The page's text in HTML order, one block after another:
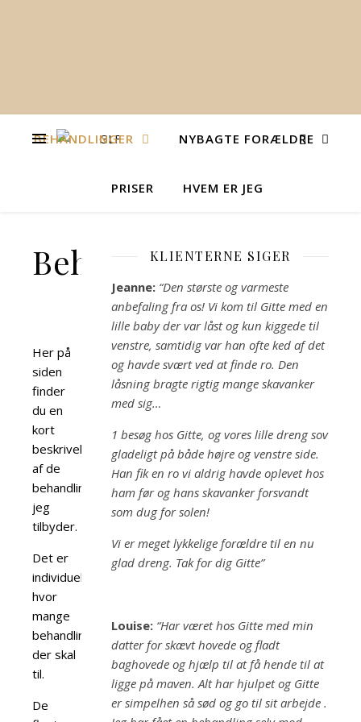
BEHANDLINGER NYBAGTE FORÆLDRE
PRISER HVEM ER JEG
Behandlinger
Her på
siden
finder
du en
kort
beskrivelse
af de
behandlinger
jeg
tilbyder.
Det er
individuelt
hvor
mange
behandlinger
der skal
til.
De
KLIENTERNE SIGER
Jeanne: “Den største og varmeste
anbefaling fra os! Vi kom til Gitte med en
lille baby der var låst og kun kiggede til
venstre, samtidig var han ofte ked af det
og havde svært ved at finde ro. Den
låsning bragte rigtig mange skavanker
med sig…
1 besøg hos Gitte, og vores lille dreng sov
gladeligt på både højre og venstre side.
Han fik en ro vi aldrig havde oplevet hos
ham før og hans skavanker forsvandt
som dug for solen!
Vi er meget lykkelige forældre til en nu
glad dreng. Tak for dig Gitte”
Louise: “Har været hos Gitte med min
datter for skævt hovede og fladt
baghovede og hjælp til at få hende til at
ligge på maven. Alt har hjulpet og Gitte
er simpelhen så sød og go til sit arbejde .